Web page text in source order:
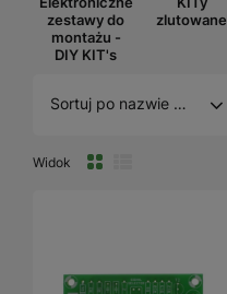
zestawy do
montażu -
DIY KIT's
zlutowane
Sortuj po nazwie A - Z
Widok